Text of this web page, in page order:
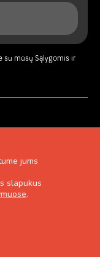
su mūsų Sąlygomis ir
jums
slapukus
.